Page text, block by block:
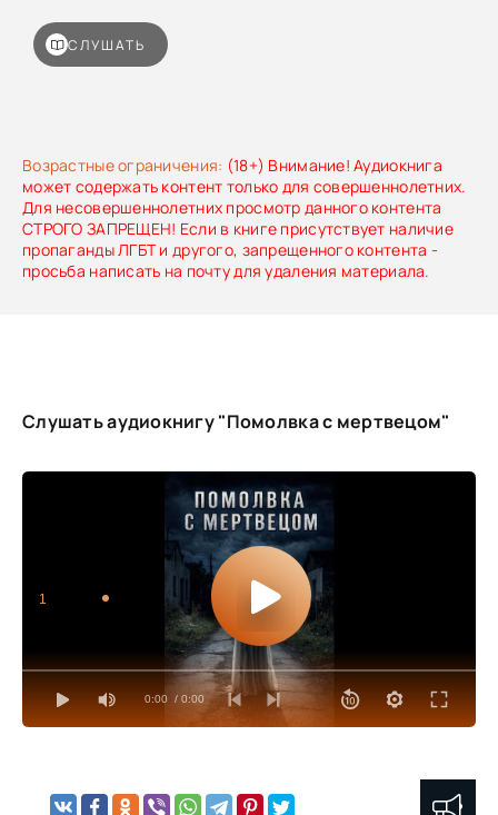
Возрастные ограничения: (18+) Внимание! Аудиокнига
может содержать контент только для совершеннолетних.
Для несовершеннолетних просмотр данного контента
СТРОГО ЗАПРЕЩЕН! Если в книге присутствует наличие
пропаганды ЛГБТ и другого, запрещенного контента -
просьба написать на почту для удаления материала.
СЛУШАТЬ
Слушать аудиокнигу "Помолвка с мертвецом"
0:00 / 0:00
1